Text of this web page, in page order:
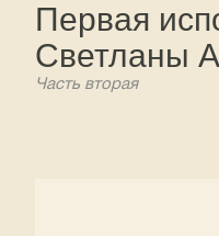
Первая
Светланы
Часть вторая